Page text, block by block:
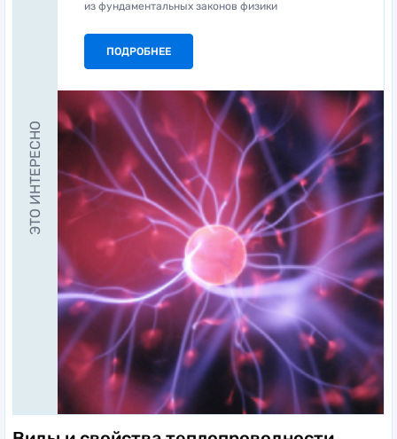
ЭТО ИНТЕРЕСНО
из фундаментальных законов физики
ПОДРОБНЕЕ